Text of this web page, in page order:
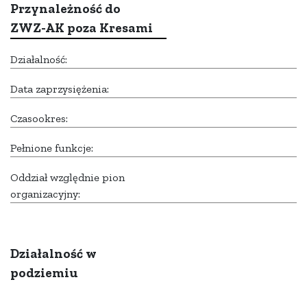
Przynależność do
ZWZ-AK poza Kresami
Działalność:
Data zaprzysiężenia:
Czasookres:
Pełnione funkcje:
Oddział względnie pion
organizacyjny:
Działalność w
podziemiu